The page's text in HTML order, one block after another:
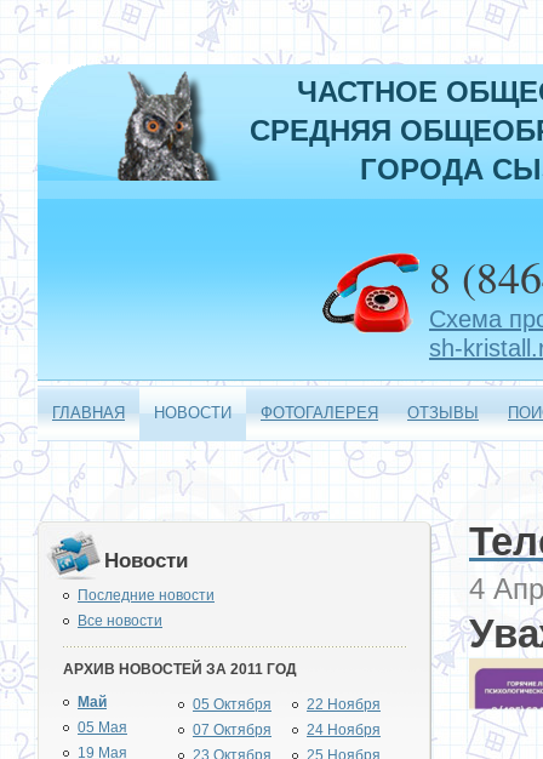
ЧАСТНОЕ
СРЕДНЯЯ
ГОРОДА
8
Схема
sh-
ГЛАВНАЯ НОВОСТИ ФОТОГАЛЕРЕЯ ОТЗЫВЫ
Новости
Последние новости
Все новости
АРХИВ НОВОСТЕЙ ЗА 2011 ГОД
Май
05 Мая
19 Мая
05 Октября
07 Октября
23 Октября
22 Ноября
24 Ноября
25 Ноября
4